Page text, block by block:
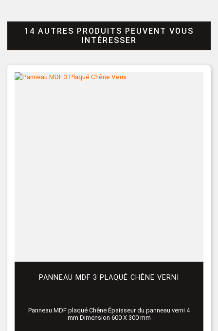
14 AUTRES PRODUITS PEUVENT VOUS
INTÉRESSER
PANNEAU MDF 3 PLAQUÉ CHÊNE VERNI
Panneau MDF plaqué Chêne Épaisseur du panneau verni 4
mm Dimension 600 X 300 mm